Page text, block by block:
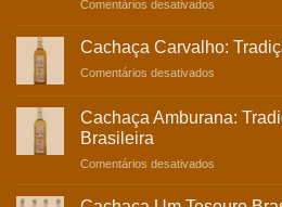
Comentários desativados
Cachaça Carvalho:
Comentários desativados
Cachaça Amburana:
Brasileira
Comentários desativados